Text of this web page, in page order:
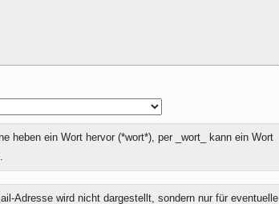
heben ein Wort hervor (*wort*), per _wort_ kann ein Wort
Adresse wird nicht dargestellt, sondern nur für eventuelle